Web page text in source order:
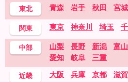
東北 青森 岩手 秋田 宮城
関東 東京 神奈川 埼玉
中部 山梨 長野 新潟 富山
愛知
岐阜 三重
近畿 大阪 兵庫 京都 滋賀